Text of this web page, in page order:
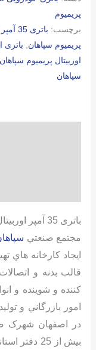
پریمیوم
برچسب: باتری 35 آمپر اوربیتال پریمیوم
پریمیوم سپاهان
باتری
اوربیتال پریمیوم سپاهان
سپاهان
باتری 35 آمپر اوربیتال پریمیوم سپاهان باتری
مجتمع صنعتي
ايجاد كارخانه هاي
قالب بدنه و
كننده و شوينده و
امور بازرگاني و
در اصفهان شهرک